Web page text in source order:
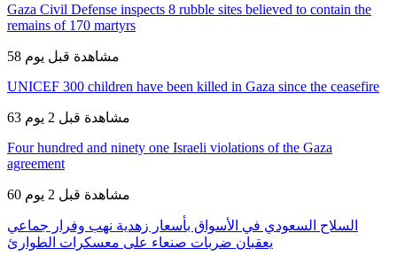
Gaza Civil Defense inspects 8 rubble sites believed to contain the
remains of 170 martyrs
58 مشاهدة قبل يوم
UNICEF 300 children have been killed in Gaza since the ceasefire
63 مشاهدة قبل 2 يوم
Four hundred and ninety one Israeli violations of the Gaza
agreement
60 مشاهدة قبل 2 يوم
السلاح السعودي في الأسواق بأسعار زهدية نهب وفرار جماعي
يعقبان ضربات صنعاء على معسكرات الطوارئ